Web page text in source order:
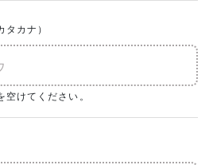
タカナ）
けてください。